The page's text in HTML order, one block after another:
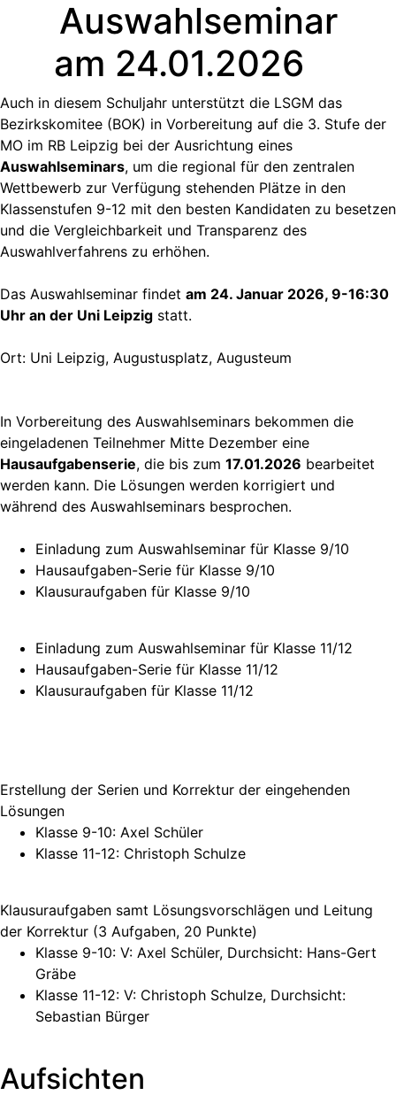
Auswahlseminar
am 24.01.2026
Auch in diesem Schuljahr unterstützt die LSGM das
Bezirkskomitee (BOK) in Vorbereitung auf die 3. Stufe der
MO im RB Leipzig bei der Ausrichtung eines
Auswahlseminars, um die regional für den zentralen
Wettbewerb zur Verfügung stehenden Plätze in den
Klassenstufen 9-12 mit den besten Kandidaten zu besetzen
und die Vergleichbarkeit und Transparenz des
Auswahlverfahrens zu erhöhen.
Das Auswahlseminar findet am 24. Januar 2026, 9-16:30
Uhr an der Uni Leipzig statt.
Ort: Uni Leipzig, Augustusplatz, Augusteum
In Vorbereitung des Auswahlseminars bekommen die
eingeladenen Teilnehmer Mitte Dezember eine
Hausaufgabenserie, die bis zum 17.01.2026 bearbeitet
werden kann. Die Lösungen werden korrigiert und
während des Auswahlseminars besprochen.
Einladung zum Auswahlseminar für Klasse 9/10
Hausaufgaben-Serie für Klasse 9/10
Klausuraufgaben für Klasse 9/10
Einladung zum Auswahlseminar für Klasse 11/12
Hausaufgaben-Serie für Klasse 11/12
Klausuraufgaben für Klasse 11/12
Erstellung der Serien und Korrektur der eingehenden
Lösungen
Klasse 9-10: Axel Schüler
Klasse 11-12: Christoph Schulze
Klausuraufgaben samt Lösungsvorschlägen und Leitung
der Korrektur (3 Aufgaben, 20 Punkte)
Klasse 9-10: V: Axel Schüler, Durchsicht: Hans-Gert
Gräbe
Klasse 11-12: V: Christoph Schulze, Durchsicht:
Sebastian Bürger
Aufsichten